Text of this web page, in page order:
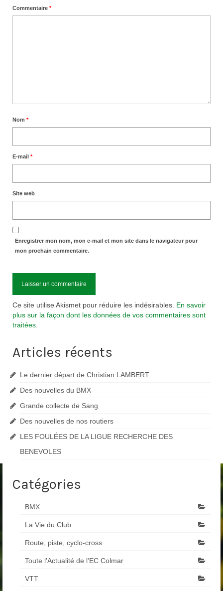
Commentaire *
Nom *
E-mail *
Site web
Enregistrer mon nom, mon e-mail et mon site dans le navigateur pour
mon prochain commentaire.
Ce site utilise Akismet pour réduire les indésirables. En savoir
plus sur la façon dont les données de vos commentaires sont
traitées
Articles récents
Le dernier départ de Christian LAMBERT
Des nouvelles du BMX
Grande collecte de Sang
Des nouvelles de nos routiers
LES FOULÉES DE LA LIGUE RECHERCHE DES
BENEVOLES
Catégories
BMX
La Vie du Club
Route, piste, cyclo-cross
Toute l'Actualité de l'EC Colmar
VTT